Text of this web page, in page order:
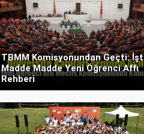
TBMM Komisyonundan Geçti:
Madde Madde Yeni Öğrenci Affı
Rehberi